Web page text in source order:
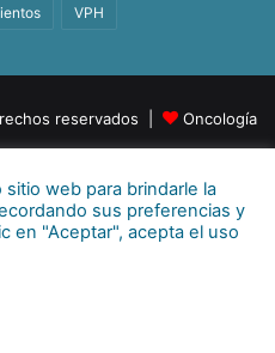
VPH
reservados |
Oncología
mail:info@behealthpr.com
web para brindarle la
sus preferencias y
en "Aceptar", acepta el uso